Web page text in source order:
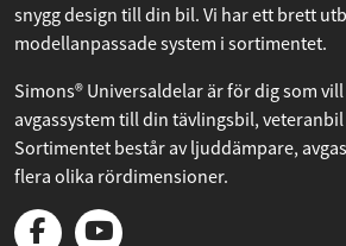
snygg design till din bil. Vi har ett brett
modellanpassade system i sortimentet.
Simons® Universaldelar är för dig som
avgassystem till din tävlingsbil,
Sortimentet består av ljuddämpare,
flera olika rördimensioner.